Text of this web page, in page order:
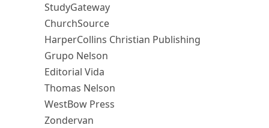
StudyGateway
ChurchSource
HarperCollins Christian Publishing
Grupo Nelson
Editorial Vida
Thomas Nelson
WestBow Press
Zondervan